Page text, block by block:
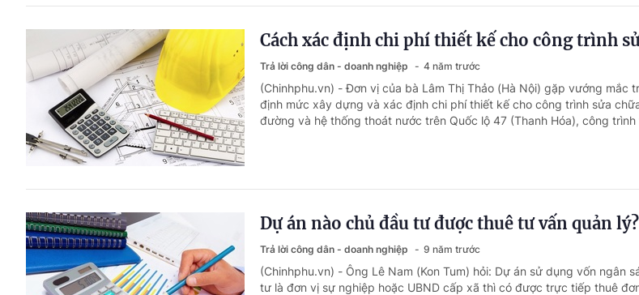
Cách xác định chi phí thiết kế cho công trình
Trả lời công dân - doanh nghiệp 4 năm trước
(Chinhphu.vn) - Đơn vị của bà Lâm Thị Thảo (Hà Nội) gặp vướng mắc
định mức xây dựng và xác định chi phí thiết kế cho công trình sửa
đường và hệ thống thoát nước trên Quốc lộ 47 (Thanh Hóa), công
Dự án nào chủ đầu tư được thuê tư vấn quản lý?
Trả lời công dân - doanh nghiệp 9 năm trước
(Chinhphu.vn) - Ông Lê Nam (Kon Tum) hỏi: Dự án sử dụng vốn ngân
tư là đơn vị sự nghiệp hoặc UBND cấp xã thì có được trực tiếp thuê